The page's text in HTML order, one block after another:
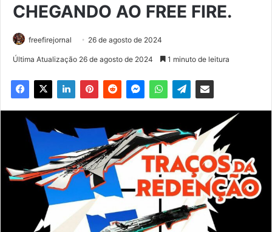
CHEGANDO AO FREE FIRE.
freefirejornal 26 de agosto de 2024
Última Atualização 26 de agosto de 2024 1 minuto de leitura